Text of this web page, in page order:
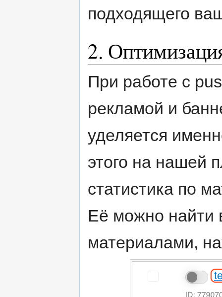
подходящего
2.
При работе с
рекламой и
уделяется
этого на нашей
статистика по
Её можно найти
материалами,